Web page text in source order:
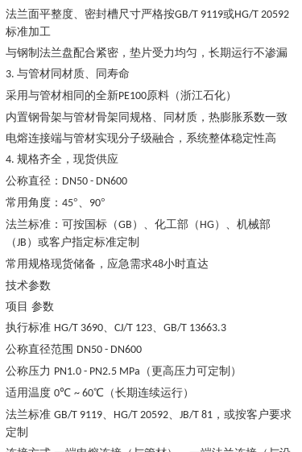
法兰面平整度、密封槽尺寸严格按GB/T 9119或HG/T 20592
标准加工
与钢制法兰盘配合紧密，垫片受力均匀，长期运行不渗漏
3.与管材同材质、同寿命
采用与管材相同的全新PE100原料（浙江石化）
内置钢骨架与管材骨架同规格、同材质，热膨胀系数一致
电熔连接端与管材实现分子级融合，系统整体稳定性高
4.规格齐全，现货供应
公称直径： DN50 - DN600
常用角度：45°、 90°
法兰标准：可按国标（GB ）、化工部（ HG ）、机械部
（JB ）或客户指定标准定制
常用规格现货储备，应急需求48小时直达
技术参数
项目 参数
执行标准 HG/T 3690 、CJ/T 123 、GB/T 13663.3
公称直径范围 DN50 - DN600
公称压力 PN1.0 - PN2.5 MPa （更高压力可定制）
适用温度 0℃~ 60℃（长期连续运行）
法兰标准 GB/T 9119 HG/T 20592 JB/T 81 ，或按客户要求
定制